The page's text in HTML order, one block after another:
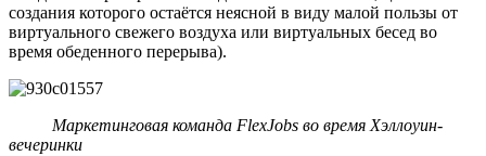
создания которого остаётся неясной в виду малой пользы от
виртуального свежего воздуха или виртуальных бесед во
время обеденного перерыва).
Маркетинговая команда FlexJobs во время Хэллоуин-
вечеринки